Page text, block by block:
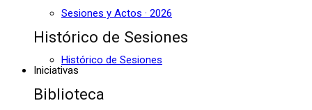
Sesiones y Actos · 2026
Histórico de Sesiones
Histórico de Sesiones
Iniciativas
Biblioteca